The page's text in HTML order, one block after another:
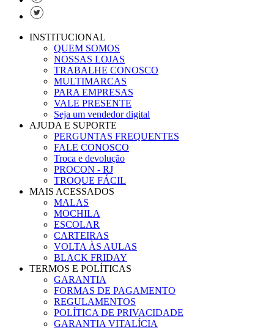
INSTITUCIONAL
QUEM SOMOS
NOSSAS LOJAS
TRABALHE CONOSCO
MULTIMARCAS
PARA EMPRESAS
VALE PRESENTE
Seja um vendedor digital
AJUDA E SUPORTE
PERGUNTAS FREQUENTES
FALE CONOSCO
Troca e devolução
PROCON - RJ
TROQUE FÁCIL
MAIS ACESSADOS
MALAS
MOCHILA
ESCOLAR
CARTEIRAS
VOLTA ÀS AULAS
BLACK FRIDAY
TERMOS E POLÍTICAS
GARANTIA
FORMAS DE PAGAMENTO
REGULAMENTOS
POLÍTICA DE PRIVACIDADE
GARANTIA VITALÍCIA